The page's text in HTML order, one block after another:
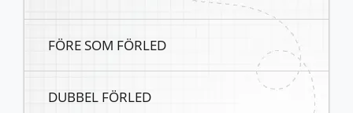
FÖRE SOM FÖRLED
DUBBEL FÖRLED